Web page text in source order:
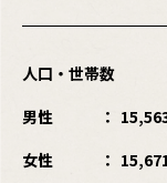
人口・世帯数
男性
女性